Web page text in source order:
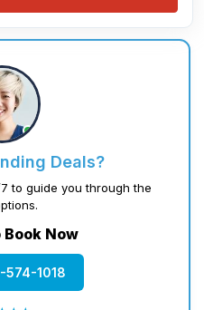
Deals?
to guide you through the
Book Now
574-1018